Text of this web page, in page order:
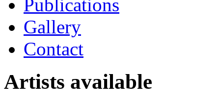
Publications
Gallery
Contact
Artists available